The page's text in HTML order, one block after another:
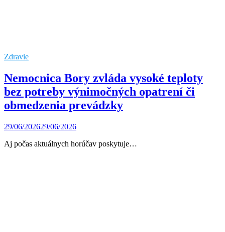
Zdravie
Nemocnica Bory zvláda vysoké teploty
bez potreby výnimočných opatrení či
obmedzenia prevádzky
29/06/202629/06/2026
Aj počas aktuálnych horúčav poskytuje…